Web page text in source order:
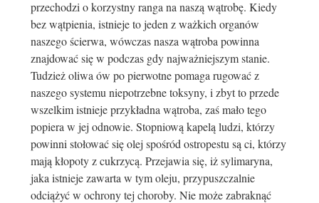
przechodzi o korzystny ranga na naszą wątrobę. Kiedy
bez wątpienia, istnieje to jeden z ważkich organów
naszego ścierwa, wówczas nasza wątroba powinna
znajdować się w podczas gdy najważniejszym stanie.
Tudzież oliwa ów po pierwotne pomaga rugować z
naszego systemu niepotrzebne toksyny, i zbyt to przede
wszelkim istnieje przykładna wątroba, zaś mało tego
popiera w jej odnowie. Stopniową kapelą ludzi, którzy
powinni stołować się olej spośród ostropestu są ci, którzy
mają kłopoty z cukrzycą. Przejawia się, iż sylimaryna,
jaka istnieje zawarta w tym oleju, przypuszczalnie
odciążyć w ochrony tej choroby. Nie może zabraknąć